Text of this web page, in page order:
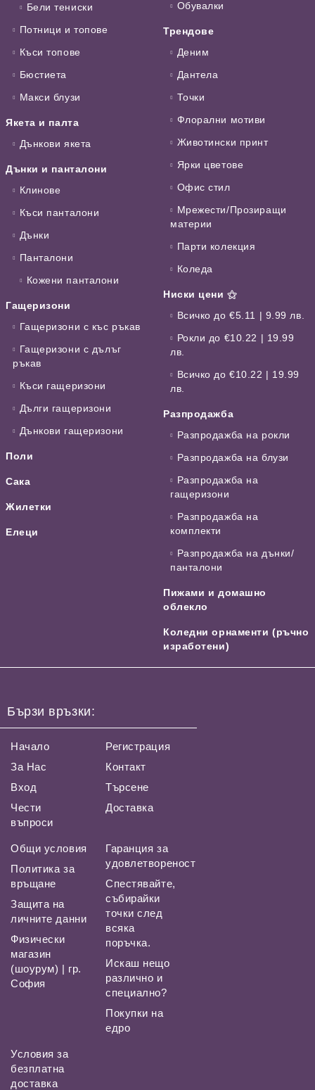
Бели тениски
Потници и топове
Къси топове
Бюстиета
Макси блузи
Якета и палта
Дънкови якета
Дънки и панталони
Клинове
Къси панталони
Дънки
Панталони
Кожени панталони
Гащеризони
Гащеризони с къс ръкав
Гащеризони с дълъг
ръкав
Къси гащеризони
Дълги гащеризони
Дънкови гащеризони
Поли
Сака
Жилетки
Елеци
Обувалки
Трендове
Деним
Дантела
Точки
Флорални мотиви
Животински принт
Ярки цветове
Офис стил
Мрежести/Прозиращи
материи
Парти колекция
Коледа
Ниски цени ⚝
Всичко до €5.11 | 9.99 лв.
Рокли до €10.22 | 19.99
лв.
Всичко до €10.22 | 19.99
лв.
Разпродажба
Разпродажба на рокли
Разпродажба на блузи
Разпродажба на
гащеризони
Разпродажба на
комплекти
Разпродажба на дънки/
панталони
Пижами и домашно
облекло
Коледни орнаменти (ръчно
изработени)
Бързи връзки:
Начало
За Нас
Вход
Чести
въпроси
Регистрация
Контакт
Търсене
Доставка
Общи условия
Политика за
връщане
Защита на
личните данни
Физически
магазин
(шоурум) | гр.
София
Гаранция за
удовлетвореност
Спестявайте,
събирайки
точки след
всяка
поръчка.
Искаш нещо
различно и
специално?
Покупки на
едро
Условия за
безплатна
доставка